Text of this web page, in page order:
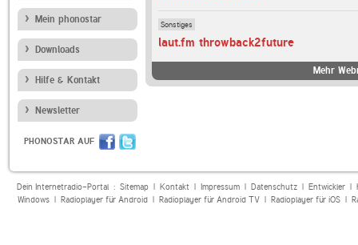
Mein phonostar
Downloads
Hilfe & Kontakt
Newsletter
PHONOSTAR AUF
Sonstiges
laut.fm throwback2future
Mehr
Dein Internetradio-Portal : Sitemap| Kontakt| Impressum| Datenschutz| Entwickler|
Windows| Radioplayer für Android| Radioplayer für Android TV| Radioplayer für iOS|